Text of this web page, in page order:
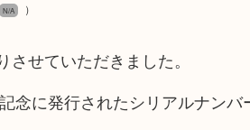
N/A
）
せていただきました。
に発行されたシリアルナンバ